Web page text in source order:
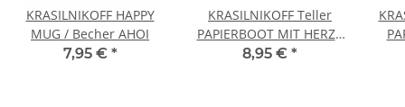
KRASILNIKOFF HAPPY
MUG / Becher AHOI
7,95 € *
KRASILNIKOFF Teller
PAPIERBOOT MIT HERZ /
PAPER BOAT WITH
8,95 € *